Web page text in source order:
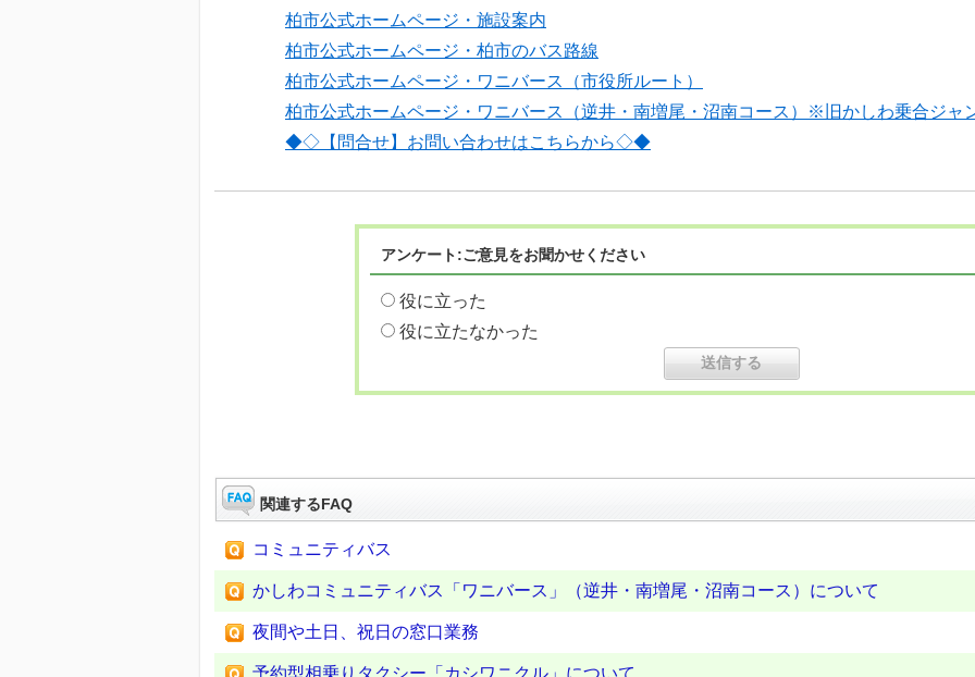
柏市公式ホームページ・施設案内
柏市公式ホームページ・柏市のバス路線
柏市公式ホームページ・ワニバース（市役所ルート）
柏市公式ホームページ・ワニバース（逆井・南増尾・沼南コース）※旧かしわ乗合ジャ
◆◇【問合せ】お問い合わせはこちらから◇◆
アンケート:ご意見をお聞かせください
役に立った
役に立たなかった
関連するFAQ
コミュニティバス
かしわコミュニティバス「ワニバース」（逆井・南増尾・沼南コース）について
夜間や土日、祝日の窓口業務
予約型相乗りタクシー「カシワニクル」について